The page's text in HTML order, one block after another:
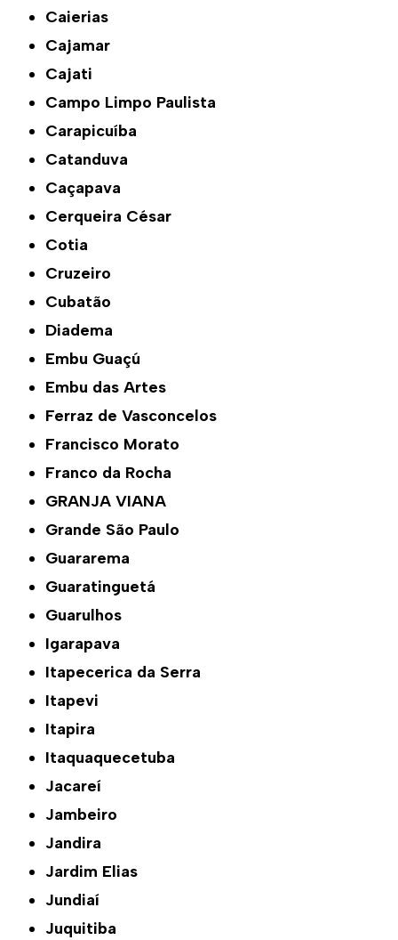
Caierias
Cajamar
Cajati
Campo Limpo Paulista
Carapicuíba
Catanduva
Caçapava
Cerqueira César
Cotia
Cruzeiro
Cubatão
Diadema
Embu Guaçú
Embu das Artes
Ferraz de Vasconcelos
Francisco Morato
Franco da Rocha
GRANJA VIANA
Grande São Paulo
Guararema
Guaratinguetá
Guarulhos
Igarapava
Itapecerica da Serra
Itapevi
Itapira
Itaquaquecetuba
Jacareí
Jambeiro
Jandira
Jardim Elias
Jundiaí
Juquitiba